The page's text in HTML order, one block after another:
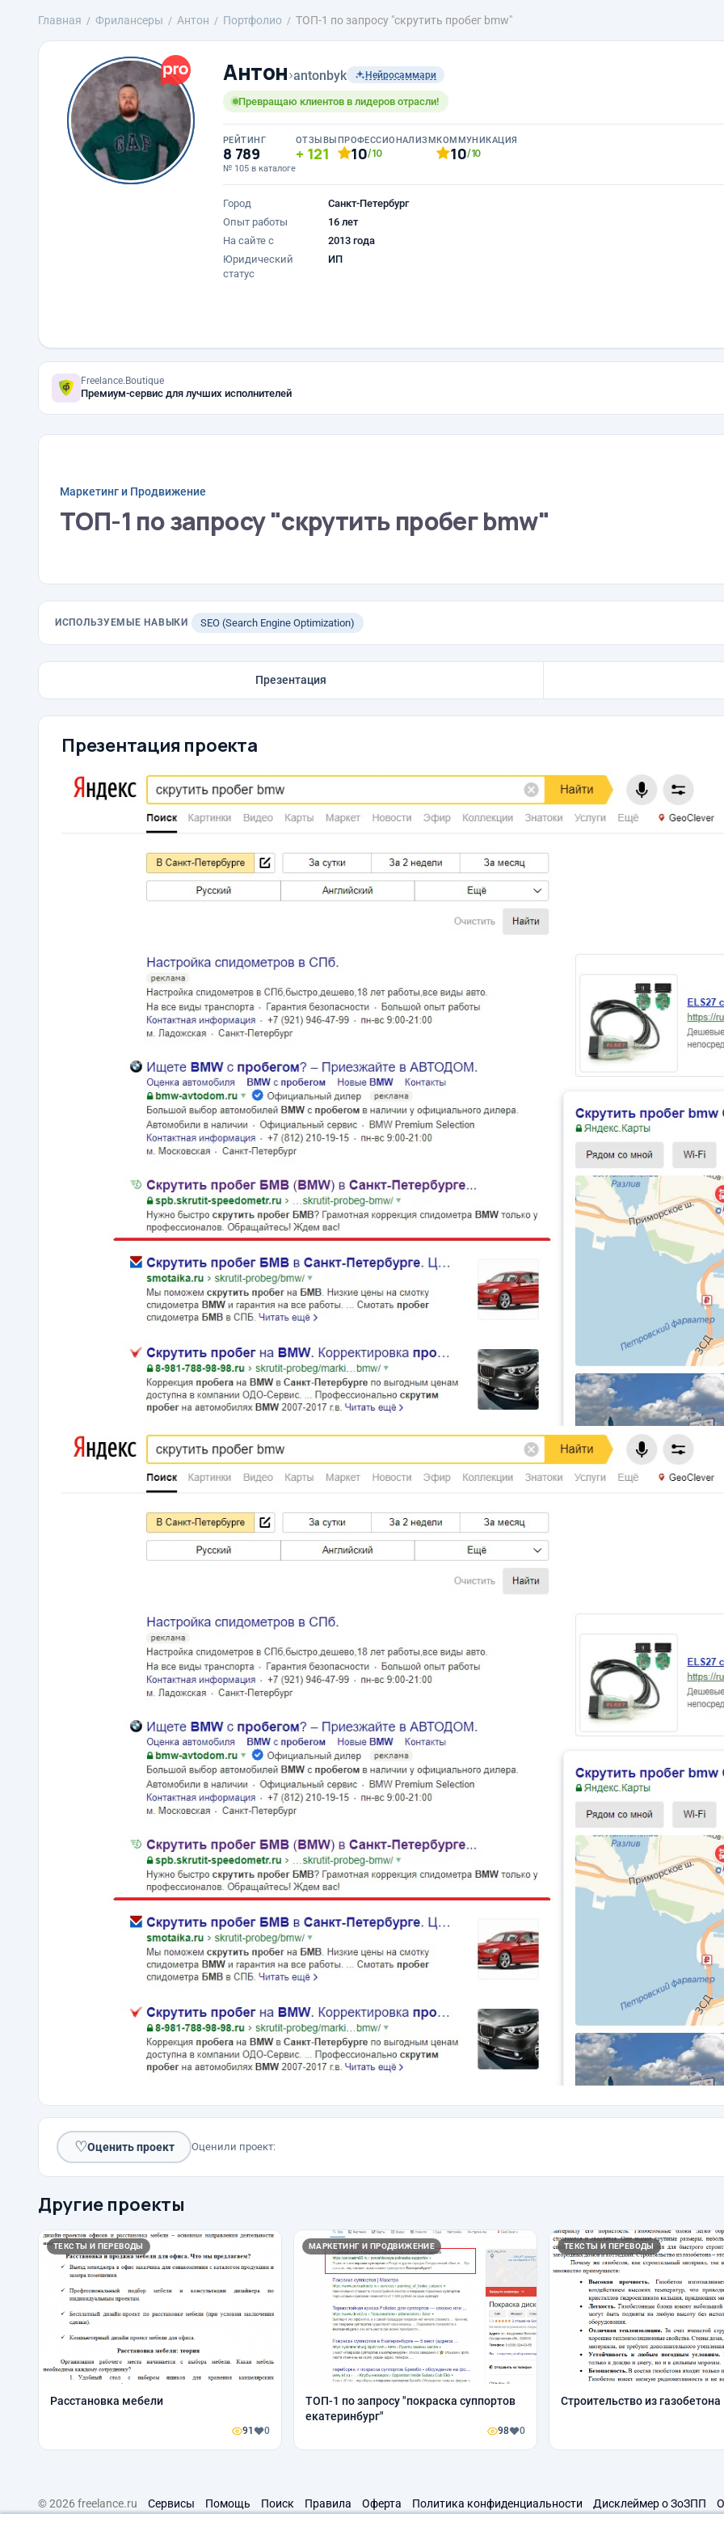
Главная Фрилансеры Антон Портфолио ТОП-1 по запросу "скрутить пробег bmw"
Антон›antonbyk Нейросаммари
Превращаю клиентов в лидеров отрасли!
РЕЙТИНГ
8 789
№ 105 в каталоге
ОТЗЫВЫ
121
ПРОФЕССИОНАЛИЗМ
10/10
КОММУНИКАЦИЯ
10/10
Город
Санкт-Петербург
Опыт работы
16 лет
На сайте с
2013 года
Юридический
статус
ИП
Freelance.Boutique
Премиум-сервис для лучших исполнителей
Маркетинг и Продвижение
ТОП-1 по запросу "скрутить пробег bmw"
ИСПОЛЬЗУЕМЫЕ НАВЫКИ SEO (Search Engine Optimization)
Презентация
Презентация проекта
♡Оценить проект Оценили проект:
Другие проекты
ТЕКСТЫ И ПЕРЕВОДЫ
Расстановка мебели
91 0
МАРКЕТИНГ И ПРОДВИЖЕНИЕ
ТОП-1 по запросу "покраска суппортов
екатеринбург"
98 0
ТЕКСТЫ И ПЕРЕВОДЫ
Строительство из газобетона
© 2026 freelance.ru Сервисы Помощь Поиск Правила Оферта Политика конфиденциальности Дисклеймер о ЗоЗПП